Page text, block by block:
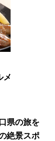
メ
県の旅を
絶景スポ